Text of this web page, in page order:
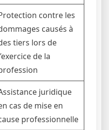
contre les
causés à
tiers lors de
de la
juridique
cas de mise en
professionnelle